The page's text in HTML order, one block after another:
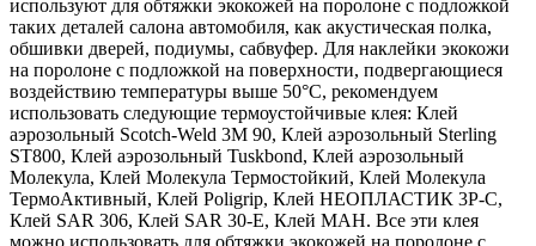
используют для обтяжки экокожей на поролоне с подложкой
таких деталей салона автомобиля, как акустическая полка,
обшивки дверей, подиумы, сабвуфер. Для наклейки экокожи
на поролоне с подложкой на поверхности, подвергающиеся
воздействию температуры выше 50°С, рекомендуем
использовать следующие термоустойчивые клея: Клей
аэрозольный Scotch-Weld 3M 90, Клей аэрозольный Sterling
ST800, Клей аэрозольный Tuskbond, Клей аэрозольный
Молекула, Клей Молекула Термостойкий, Клей Молекула
ТермоАктивный, Клей Poligrip, Клей НЕОПЛАСТИК 3P-C,
Клей SAR 306, Клей SAR 30-E, Клей MAH. Все эти клея
можно использовать для обтяжки экокожей на поролоне с